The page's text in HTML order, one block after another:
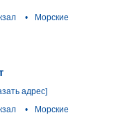
•
Морские
адрес]
•
Морские